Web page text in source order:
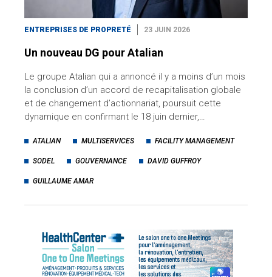
ENTREPRISES DE PROPRETÉ 23 JUIN 2026
Un nouveau DG pour Atalian
Le groupe Atalian qui a annoncé il y a moins d’un mois
la conclusion d’un accord de recapitalisation globale
et de changement d’actionnariat, poursuit cette
dynamique en confirmant le 18 juin dernier,…
ATALIAN MULTISERVICES FACILITY MANAGEMENT
SODEL GOUVERNANCE DAVID GUFFROY
GUILLAUME AMAR